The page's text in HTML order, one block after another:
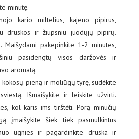
minutę.
kario miltelius, kajeno pipirus,
druskos ir žiupsniu juodųjų pipirų.
Maišydami pakepinkite 1-2 minutes,
pasidengtų visos daržovės ir
aromatą.
pieną ir moliūgų tyrę, sudėkite
Išmaišykite ir leiskite užvirti.
kol karis ims tirštėti. Porą minučių
įmaišykite šiek tiek pasmulkintus
ugnies ir pagardinkite druska ir